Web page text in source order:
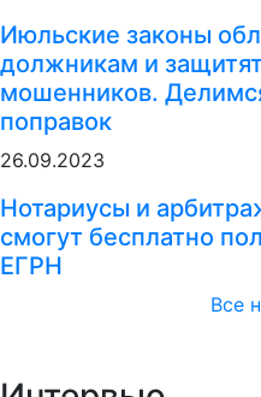
Июльские законы
должникам и
мошенников.
поправок
26.09.2023
Нотариусы и
смогут бесплатно
ЕГРН
Все